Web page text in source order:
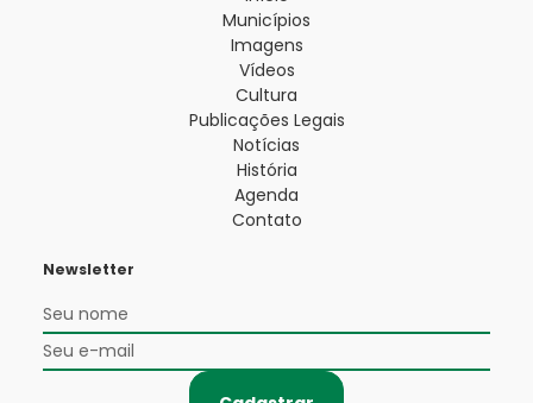
Municípios
Imagens
Vídeos
Cultura
Publicações Legais
Notícias
História
Agenda
Contato
Newsletter